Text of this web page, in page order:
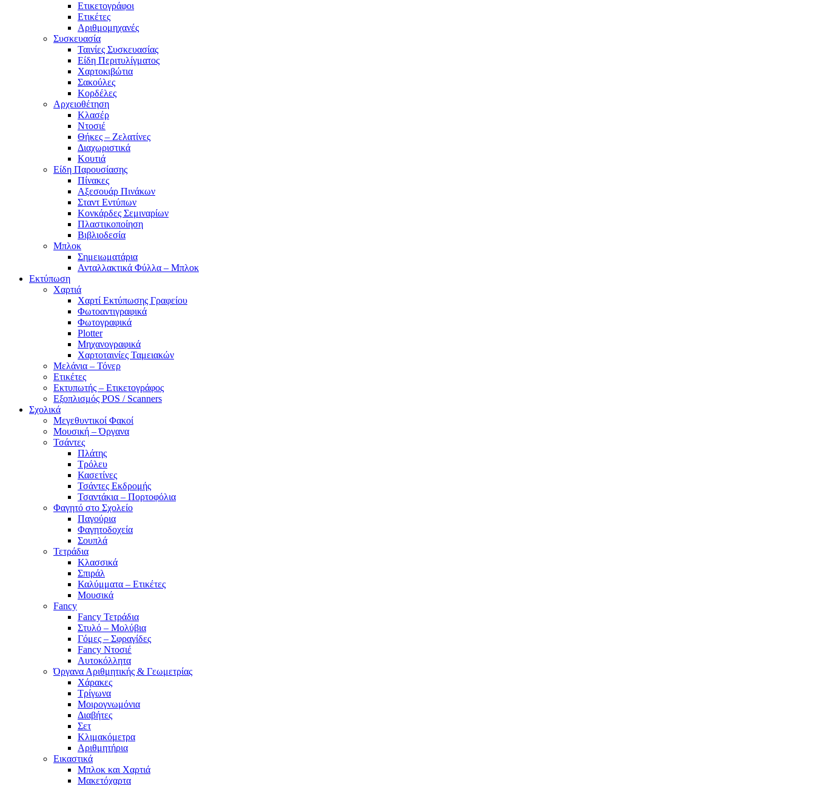
Ετικετογράφοι
Ετικέτες
Αριθμομηχανές
Συσκευασία
Ταινίες Συσκευασίας
Είδη Περιτυλίγματος
Χαρτοκιβώτια
Σακούλες
Κορδέλες
Αρχειοθέτηση
Κλασέρ
Ντοσιέ
Θήκες – Ζελατίνες
Διαχωριστικά
Κουτιά
Είδη Παρουσίασης
Πίνακες
Αξεσουάρ Πινάκων
Σταντ Εντύπων
Κονκάρδες Σεμιναρίων
Πλαστικοποίηση
Βιβλιοδεσία
Μπλοκ
Σημειωματάρια
Ανταλλακτικά Φύλλα – Μπλοκ
Εκτύπωση
Χαρτιά
Χαρτί Εκτύπωσης Γραφείου
Φωτοαντιγραφικά
Φωτογραφικά
Plotter
Μηχανογραφικά
Χαρτοταινίες Ταμειακών
Μελάνια – Τόνερ
Ετικέτες
Εκτυπωτής – Ετικετογράφος
Εξοπλισμός POS / Scanners
Σχολικά
Μεγεθυντικοί Φακοί
Μουσική – Όργανα
Τσάντες
Πλάτης
Τρόλευ
Κασετίνες
Τσάντες Εκδρομής
Τσαντάκια – Πορτοφόλια
Φαγητό στο Σχολείο
Παγούρια
Φαγητοδοχεία
Σουπλά
Τετράδια
Κλασσικά
Σπιράλ
Καλύμματα – Ετικέτες
Μουσικά
Fancy
Fancy Τετράδια
Στυλό – Μολύβια
Γόμες – Σφραγίδες
Fancy Ντοσιέ
Αυτοκόλλητα
Όργανα Αριθμητικής & Γεωμετρίας
Χάρακες
Τρίγωνα
Mοιρογνωμόνια
Διαβήτες
Σετ
Κλιμακόμετρα
Αριθμητήρια
Εικαστικά
Μπλοκ και Χαρτιά
Μακετόχαρτα